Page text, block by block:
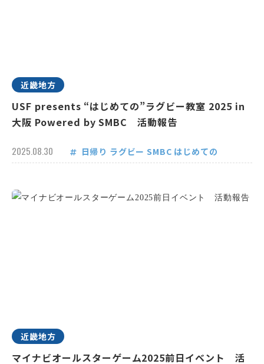
近畿地方
USF presents “はじめての”ラグビー教室 2025 in
大阪 Powered by SMBC 活動報告
2025.08.30 日帰り ラグビー SMBC はじめての
近畿地方
マイナビオールスターゲーム2025前日イベント 活